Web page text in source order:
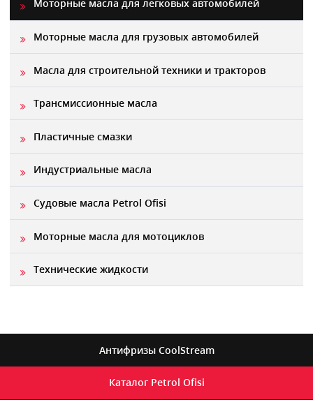
Моторные масла для легковых автомобилей
Моторные масла для грузовых автомобилей
Масла для строительной техники и тракторов
Трансмиссионные масла
Пластичные смазки
Индустриальные масла
Судовые масла Petrol Ofisi
Моторные масла для мотоциклов
Технические жидкости
Антифризы CoolStream
Каталог Petrol Ofisi